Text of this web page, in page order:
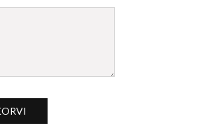
18K kogus